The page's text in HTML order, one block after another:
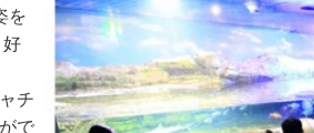
を
好
チ
で